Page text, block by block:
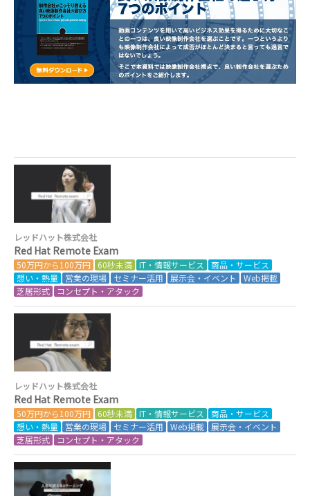
レッドハット株式会社
Red Hat Remote Exam
50万円から100万円 60秒未満 IT・情報サービス
商品・サービス
想い・熱量
営業の現場 セミナー活用 展示会・イベント
Web掲載
芝居形式
コンセプト・アタック
レッドハット株式会社
Red Hat Remote Exam
50万円から100万円 60秒未満 IT・情報サービス
商品・サービス
想い・熱量
営業の現場 セミナー活用 Web掲載
展示会・イベント
芝居形式
コンセプト・アタック